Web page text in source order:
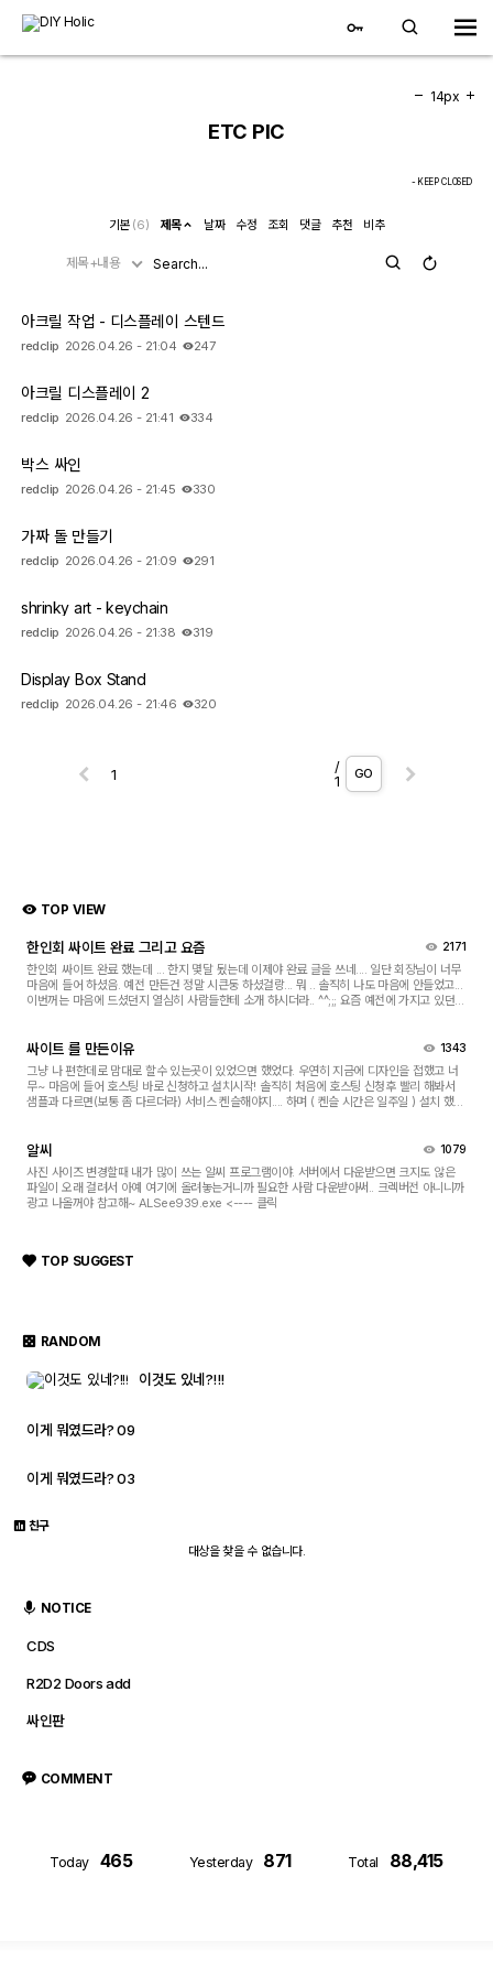
Pics
미싱 자유게시판
터프팅
CNC PICs
ETC PIC
Com 자유게시판
TOP VIEW
한인회 싸이트 완료 그리고 요즘 2171
한인회 싸이트 완료 했는데 ... 한지 몇달 됬는데 이제야 완료 글을 쓰네.... 일단 회장님이 너무
마음에 들어 하셨음. 예전 만든건 정말 시큰둥 하셨걸랑... 뭐 .. 솔직히 나도 마음에 안들었고...
이번꺼는 마음에 드셨던지 열심히 사람들한테 소개 하시더라.. ^^;;; 요즘 예전에 가지고 있던
싸이트 를 만든이유 1343
그냥 나 편한데로 맘대로 할수 있는곳이 있었으면 했었다. 우연히 지금에 디자인을 접했고 너
무~ 마음에 들어 호스팅 바로 신청하고 설치시작! 솔직히 처음에 호스팅 신청후 빨리 해봐서
샘플과 다르면(보통 좀 다르더라) 서비스 켄슬해야지.... 하며 ( 켄슬 시간은 일주일 ) 설치 했는
알씨 1079
사진 사이즈 변경할때 내가 많이 쓰는 알씨 프로그램이야. 서버에서 다운받으면 크지도 않은
파일이 오래 걸려서 아예 여기에 올려놓는거니까 필요한 사람 다운받아써.. 크렉버전 아니니까
광고 나올꺼야 참고해~ ALSee939.exe <---- 클릭
TOP SUGGEST
RANDOM
이것도 있네?!!!
이게 뭐였드라? 09
이게 뭐였드라? 03
친구
대상을 찾을 수 없습니다.
ETC PIC
14px
- KEEP CLOSED
기본 (6) 제목 날짜 수정 조회 댓글 추천 비추
제목+내용
아크릴 작업 - 디스플레이 스텐드
redclip 2026.04.26 - 21:04 247
아크릴 디스플레이 2
redclip 2026.04.26 - 21:41 334
박스 싸인
redclip 2026.04.26 - 21:45 330
가짜 돌 만들기
redclip 2026.04.26 - 21:09 291
shrinky art - keychain
redclip 2026.04.26 - 21:38 319
Display Box Stand
redclip 2026.04.26 - 21:46 320
/
1
GO
NOTICE
CDS
R2D2 Doors add
싸인판
COMMENT
Today 465 Yesterday 871 Total 88,415